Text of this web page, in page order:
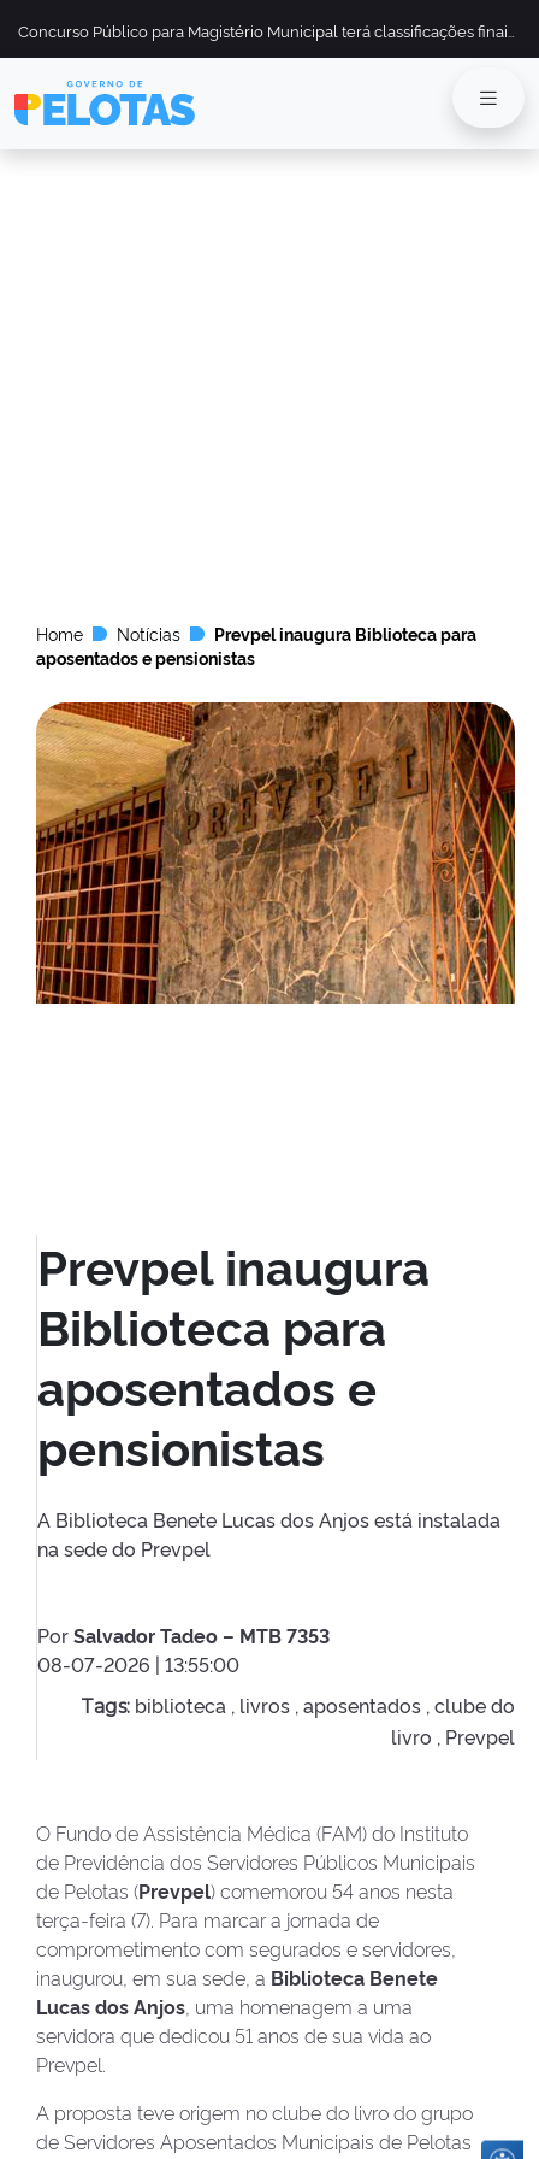
Home Notícias
Prevpel inaugura Biblioteca para
aposentados e pensionistas
Prevpel inaugura
Biblioteca para
aposentados e
pensionistas
A Biblioteca Benete Lucas dos Anjos está instalada
na sede do Prevpel
PorSalvador Tadeo – MTB 7353
08-07-2026 | 13:55:00
Tags: biblioteca , livros , aposentados , clube do
livro , Prevpel
O Fundo de Assistência Médica (FAM) do Instituto
de Previdência dos Servidores Públicos Municipais
de Pelotas (Prevpel) comemorou 54 anos nesta
terça-feira (7). Para marcar a jornada de
comprometimento com segurados e servidores,
inaugurou, em sua sede, a Biblioteca Benete
Lucas dos Anjos , uma homenagem a uma
servidora que dedicou 51 anos de sua vida ao
Prevpel.
A proposta teve origem no clube do livro do grupo
de Servidores Aposentados Municipais de Pelotas